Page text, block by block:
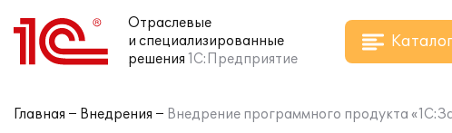
Отраслевые
и специализированные
решения 1С:Предприятие
Каталог
Главная Внедрения Внедрение программного продукта